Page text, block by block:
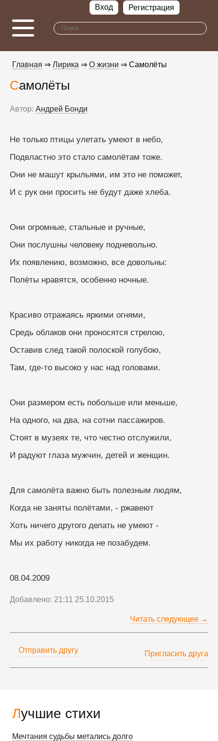
Вход Регистрация
Лучшие стихи
Мечтания судьбы метались долго
Главная ⇒ Лирика ⇒ О жизни ⇒ Самолёты
Самолёты
Автор: Андрей Бонди
Не только птицы улетать умеют в небо,
Подвластно это стало самолётам тоже.
Они не машут крыльями, им это не поможет,
И с рук они просить не будут даже хлеба.
Они огромные, стальные и ручные,
Они послушны человеку подневольно.
Их появлению, возможно, все довольны:
Полёты нравятся, особенно ночные.
Красиво отражаясь яркими огнями,
Средь облаков они проносятся стрелою,
Оставив след такой полоской голубою,
Там, где-то высоко у нас над головами.
Они размером есть побольше или меньше,
На одного, на два, на сотни пассажиров.
Стоят в музеях те, что честно отслужили,
И радуют глаза мужчин, детей и женщин.
Для самолёта важно быть полезным людям,
Когда не заняты полётами, - ржавеют
Хоть ничего другого делать не умеют -
Мы их работу никогда не позабудем.
08.04.2009
Добавлено: 21:11 25.10.2015
Читать следующее →
Отправить другу Пригласить друга